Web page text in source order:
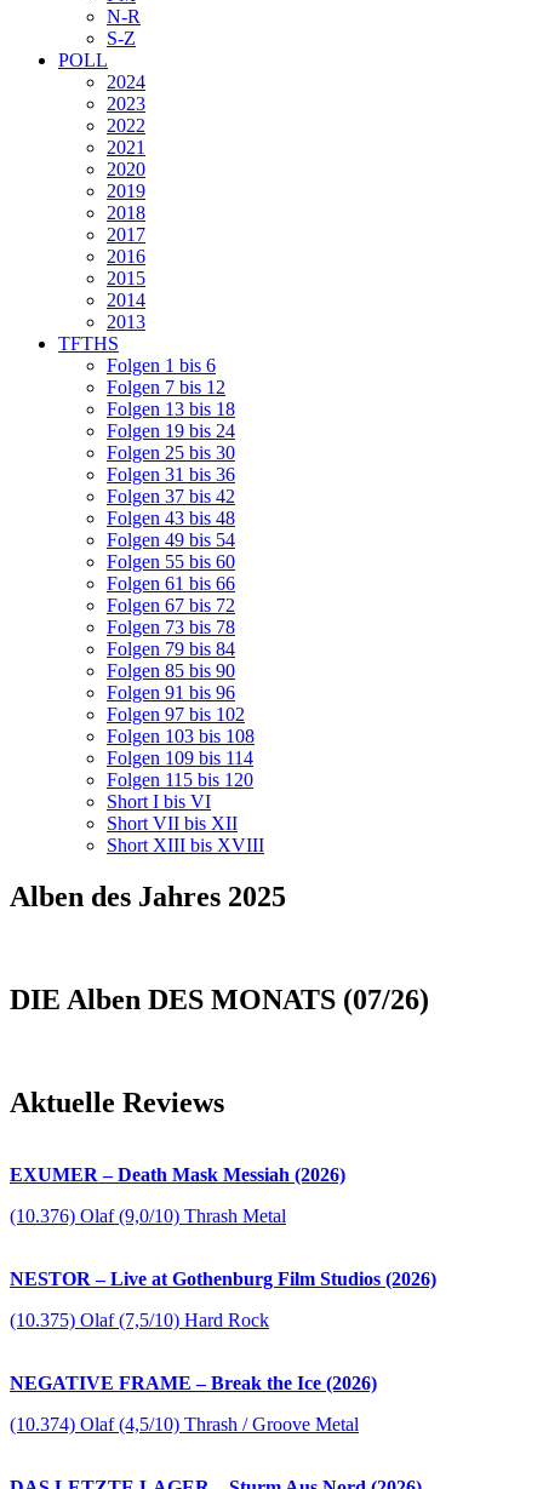
N-R
S-Z
POLL
2024
2023
2022
2021
2020
2019
2018
2017
2016
2015
2014
2013
TFTHS
Folgen 1 bis 6
Folgen 7 bis 12
Folgen 13 bis 18
Folgen 19 bis 24
Folgen 25 bis 30
Folgen 31 bis 36
Folgen 37 bis 42
Folgen 43 bis 48
Folgen 49 bis 54
Folgen 55 bis 60
Folgen 61 bis 66
Folgen 67 bis 72
Folgen 73 bis 78
Folgen 79 bis 84
Folgen 85 bis 90
Folgen 91 bis 96
Folgen 97 bis 102
Folgen 103 bis 108
Folgen 109 bis 114
Folgen 115 bis 120
Short I bis VI
Short VII bis XII
Short XIII bis XVIII
Alben des Jahres 2025
DIE Alben DES MONATS (07/26)
Aktuelle Reviews
EXUMER – Death Mask Messiah (2026)
(10.376) Olaf (9,0/10) Thrash Metal
NESTOR – Live at Gothenburg Film Studios (2026)
(10.375) Olaf (7,5/10) Hard Rock
NEGATIVE FRAME – Break the Ice (2026)
(10.374) Olaf (4,5/10) Thrash / Groove Metal